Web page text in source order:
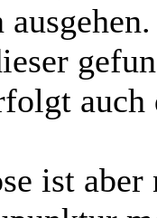
auch
ist aber